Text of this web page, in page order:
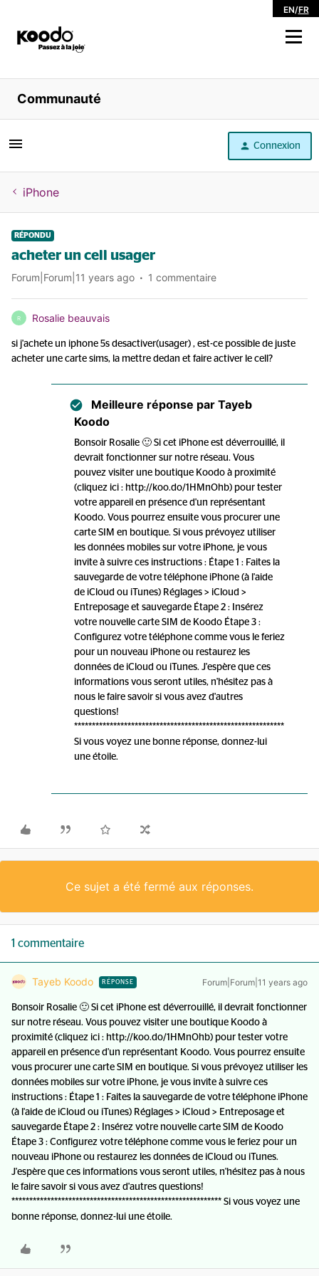
EN/FR
Magasiner
Libre service
Aide
Communauté
Connexion
iPhone
RÉPONDU
acheter un cell usager
Forum|Forum|11 years ago 1 commentaire
R Rosalie beauvais
si j'achete un iphone 5s desactiver(usager) , est-ce possible de juste
acheter une carte sims, la mettre dedan et faire activer le cell?
Meilleure réponse par Tayeb
Koodo
Bonsoir Rosalie 🙂 Si cet iPhone est déverrouillé, il
devrait fonctionner sur notre réseau. Vous
pouvez visiter une boutique Koodo à proximité
(cliquez ici : http://koo.do/1HMnOhb) pour tester
votre appareil en présence d'un représentant
Koodo. Vous pourrez ensuite vous procurer une
carte SIM en boutique. Si vous prévoyez utiliser
les données mobiles sur votre iPhone, je vous
invite à suivre ces instructions : Étape 1 : Faites la
sauvegarde de votre téléphone iPhone (à l'aide
de iCloud ou iTunes) Réglages > iCloud >
Entreposage et sauvegarde Étape 2 : Insérez
votre nouvelle carte SIM de Koodo Étape 3 :
Configurez votre téléphone comme vous le feriez
pour un nouveau iPhone ou restaurez les
données de iCloud ou iTunes. J'espère que ces
informations vous seront utiles, n'hésitez pas à
nous le faire savoir si vous avez d'autres
questions!
***********************************************************
Si vous voyez une bonne réponse, donnez-lui
une étoile.
Ce sujet a été fermé aux réponses.
1 commentaire
Tayeb Koodo RÉPONSE Forum|Forum|11 years ago
Bonsoir Rosalie 🙂 Si cet iPhone est déverrouillé, il devrait fonctionner
sur notre réseau. Vous pouvez visiter une boutique Koodo à
proximité (cliquez ici : http://koo.do/1HMnOhb) pour tester votre
appareil en présence d'un représentant Koodo. Vous pourrez ensuite
vous procurer une carte SIM en boutique. Si vous prévoyez utiliser les
données mobiles sur votre iPhone, je vous invite à suivre ces
instructions : Étape 1 : Faites la sauvegarde de votre téléphone iPhone
(à l'aide de iCloud ou iTunes) Réglages > iCloud > Entreposage et
sauvegarde Étape 2 : Insérez votre nouvelle carte SIM de Koodo
Étape 3 : Configurez votre téléphone comme vous le feriez pour un
nouveau iPhone ou restaurez les données de iCloud ou iTunes.
J'espère que ces informations vous seront utiles, n'hésitez pas à nous
le faire savoir si vous avez d'autres questions!
*********************************************************** Si vous voyez une
bonne réponse, donnez-lui une étoile.